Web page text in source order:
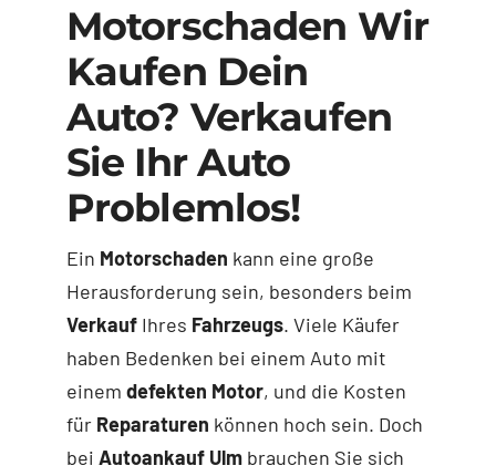
Motorschaden Wir
Kaufen Dein
Auto? Verkaufen
Sie Ihr Auto
Problemlos!
Ein Motorschaden kann eine große
Herausforderung sein, besonders beim
VerkaufIhres Fahrzeugs. Viele Käufer
haben Bedenken bei einem Auto mit
einem defekten Motor, und die Kosten
für Reparaturen können hoch sein. Doch
bei Autoankauf Ulm brauchen Sie sich